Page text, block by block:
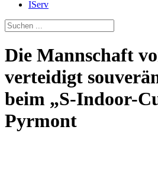
IServ
Die Mannschaft
verteidigt
beim „S-Indoor-
Pyrmont